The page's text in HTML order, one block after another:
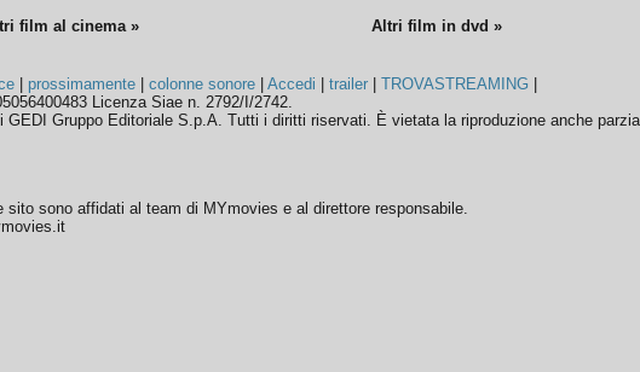
film al cinema » Altri film in dvd »
prossimamente |colonne sonore |Accedi |trailer |TROVASTREAMING
Licenza Siae n. 2792/I/2742.
Gruppo Editoriale S.p.A. Tutti i diritti riservati. È vietata la riproduzione anche
sito sono affidati al team di MYmovies e al direttore responsabile.